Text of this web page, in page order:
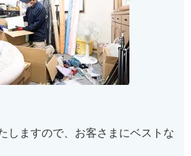
しますので、お客さまにベストな